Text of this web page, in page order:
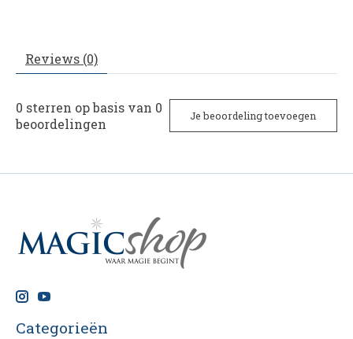
Reviews (0)
0 sterren op basis van 0
beoordelingen
Je beoordeling toevoegen
Categorieën